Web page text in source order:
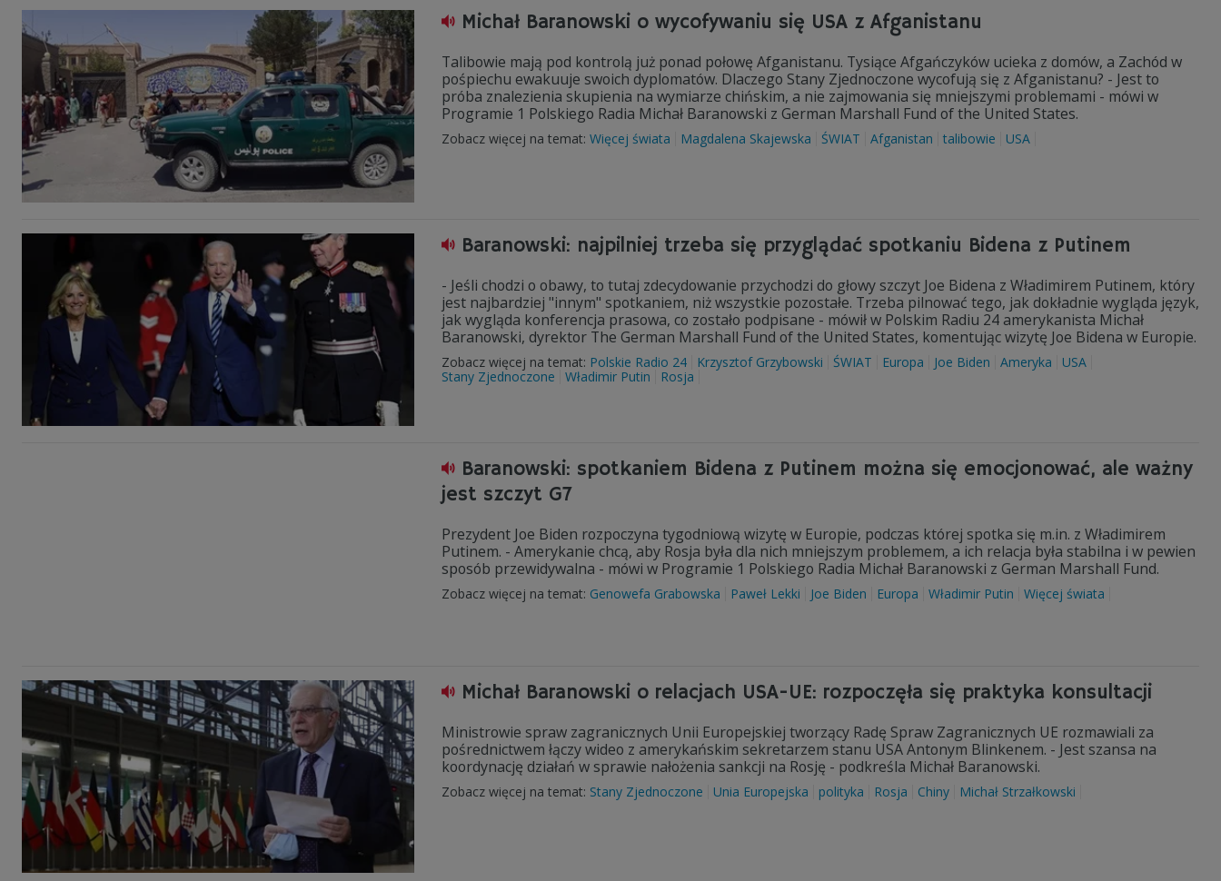
Michał Baranowski o wycofywaniu się USA z Afganistanu
Talibowie mają pod kontrolą już ponad połowę Afganistanu. Tysiące Afgańczyków ucieka z domów, a Zachód w
pośpiechu ewakuuje swoich dyplomatów. Dlaczego Stany Zjednoczone wycofują się z Afganistanu? - Jest to
próba znalezienia skupienia na wymiarze chińskim, a nie zajmowania się mniejszymi problemami - mówi w
Programie 1 Polskiego Radia Michał Baranowski z German Marshall Fund of the United States.
Zobacz więcej na temat: Więcej świata Magdalena Skajewska ŚWIAT Afganistan talibowie USA
Baranowski: najpilniej trzeba się przyglądać spotkaniu Bidena z Putinem
- Jeśli chodzi o obawy, to tutaj zdecydowanie przychodzi do głowy szczyt Joe Bidena z Władimirem Putinem, który
jest najbardziej "innym" spotkaniem, niż wszystkie pozostałe. Trzeba pilnować tego, jak dokładnie wygląda język,
jak wygląda konferencja prasowa, co zostało podpisane - mówił w Polskim Radiu 24 amerykanista Michał
Baranowski, dyrektor The German Marshall Fund of the United States, komentując wizytę Joe Bidena w Europie.
Zobacz więcej na temat: Polskie Radio 24 Krzysztof Grzybowski ŚWIAT Europa Joe Biden Ameryka
USA
Stany Zjednoczone
Władimir Putin Rosja
Baranowski: spotkaniem Bidena z Putinem można się emocjonować, ale ważny
jest szczyt G7
Prezydent Joe Biden rozpoczyna tygodniową wizytę w Europie, podczas której spotka się m.in. z Władimirem
Putinem. - Amerykanie chcą, aby Rosja była dla nich mniejszym problemem, a ich relacja była stabilna i w pewien
sposób przewidywalna - mówi w Programie 1 Polskiego Radia Michał Baranowski z German Marshall Fund.
Zobacz więcej na temat: Genowefa Grabowska Paweł Lekki Joe Biden Europa Władimir Putin Więcej świata
Michał Baranowski o relacjach USA-UE: rozpoczęła się praktyka konsultacji
Ministrowie spraw zagranicznych Unii Europejskiej tworzący Radę Spraw Zagranicznych UE rozmawiali za
pośrednictwem łączy wideo z amerykańskim sekretarzem stanu USA Antonym Blinkenem. - Jest szansa na
koordynację działań w sprawie nałożenia sankcji na Rosję - podkreśla Michał Baranowski.
Zobacz więcej na temat: Stany Zjednoczone Unia Europejska polityka Rosja Chiny Michał Strzałkowski